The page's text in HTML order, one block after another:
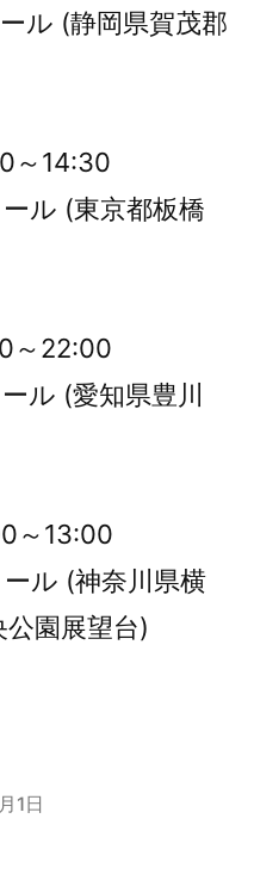
ル (静岡県賀茂郡
～14:30
ル (東京都板橋
～22:00
ル (愛知県豊川
～13:00
ル (神奈川県横
園展望台)
1日